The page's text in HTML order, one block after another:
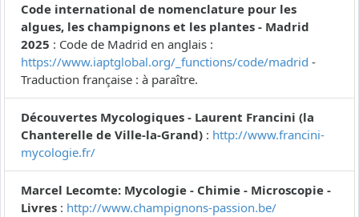
Code international de nomenclature pour les
algues, les champignons et les plantes - Madrid
2025 : Code de Madrid en anglais :
https://www.iaptglobal.org/_functions/code/madrid -
Traduction française : à paraître.
Découvertes Mycologiques - Laurent Francini (la
Chanterelle de Ville-la-Grand) : http://www.francini-
mycologie.fr/
Marcel Lecomte: Mycologie - Chimie - Microscopie -
Livres : http://www.champignons-passion.be/